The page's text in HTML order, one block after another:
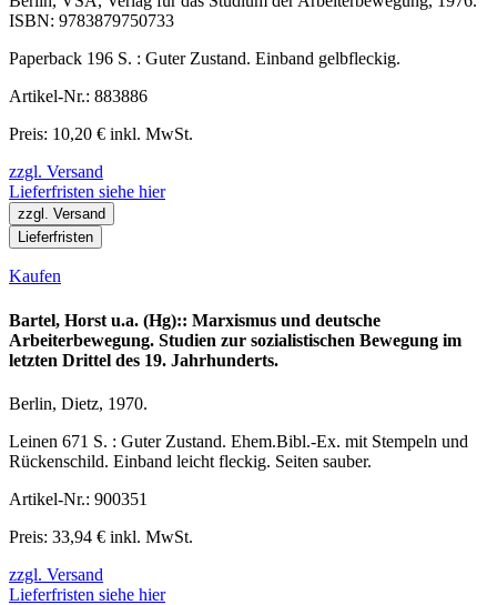
ISBN: 9783879750733
Paperback 196 S. : Guter Zustand. Einband gelbfleckig.
Artikel-Nr.: 883886
Preis: 10,20 € inkl. MwSt.
zzgl. Versand
Lieferfristen siehe hier
zzgl. Versand
Lieferfristen
Kaufen
Bartel, Horst u.a. (Hg):: Marxismus und deutsche
Arbeiterbewegung. Studien zur sozialistischen Bewegung im
letzten Drittel des 19. Jahrhunderts.
Berlin, Dietz, 1970.
Leinen 671 S. : Guter Zustand. Ehem.Bibl.-Ex. mit Stempeln und
Rückenschild. Einband leicht fleckig. Seiten sauber.
Artikel-Nr.: 900351
Preis: 33,94 € inkl. MwSt.
zzgl. Versand
Lieferfristen siehe hier